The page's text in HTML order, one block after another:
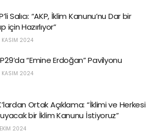
Salıcı: “AKP, İklim Kanunu’nu Dar bir
için Hazırlıyor”
KASIM 2024
“Emine Erdoğan” Pavilyonu
KASIM 2024
Ortak Açıklama: “İklimi ve Herkesi
bir İklim Kanunu İstiyoruz”
2024